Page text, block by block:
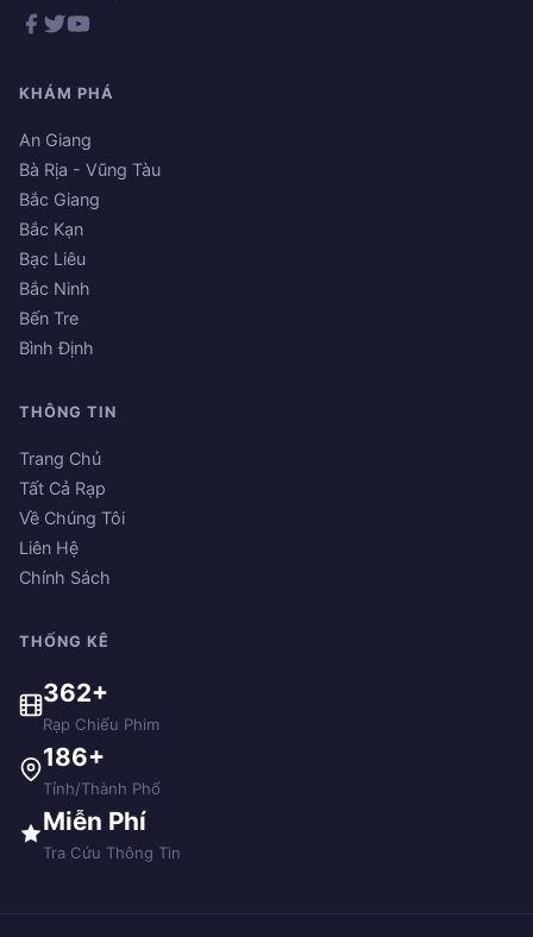
KHÁM PHÁ
An Giang
Bà Rịa - Vũng Tàu
Bắc Giang
Bắc Kạn
Bạc Liêu
Bắc Ninh
Bến Tre
Bình Định
THÔNG TIN
Trang Chủ
Tất Cả Rạp
Về Chúng Tôi
Liên Hệ
Chính Sách
THỐNG KÊ
362+
Rạp Chiếu Phim
186+
Tỉnh/Thành Phố
Miễn Phí
Tra Cứu Thông Tin